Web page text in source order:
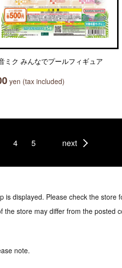
ミク みんなでプールフィギュア
yen (tax included)
4 5 next
is displayed. Please check the store
store may differ from the posted
note.